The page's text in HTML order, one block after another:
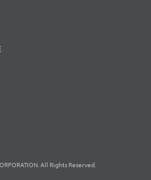
All Rights Reserved.